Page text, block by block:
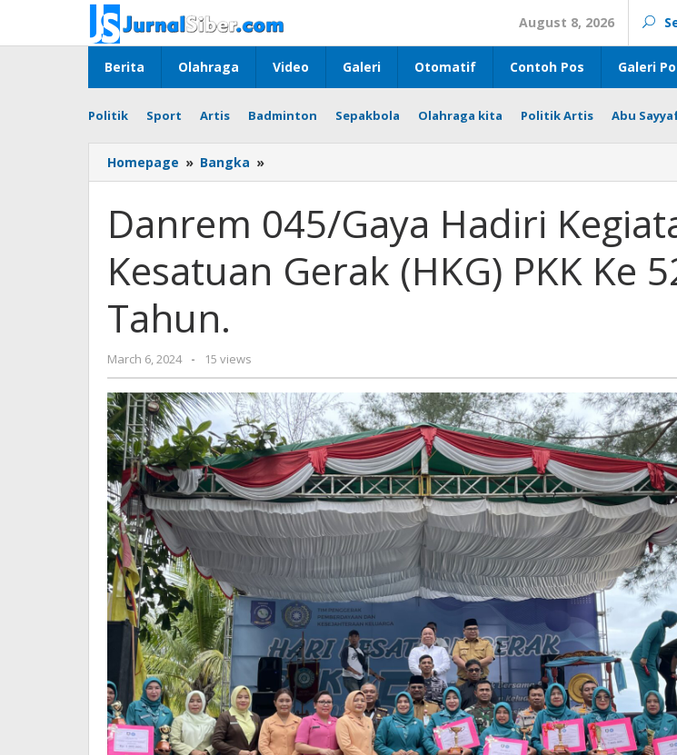
content
August 8, 2026
Berita Olahraga Video Galeri Otomatif Contoh Pos Galeri
Politik Sport Artis Badminton Sepakbola Olahraga kita Politik Artis Abu
Homepage » Bangka »
045/Gaya
Kegiatan
Hari
Kesatuan
Gerak
Danrem 045/Gaya Hadiri
Kesatuan Gerak (HKG) PKK Ke
Tahun.
March 6, 2024
by
Jurnalsiber
- 15 views